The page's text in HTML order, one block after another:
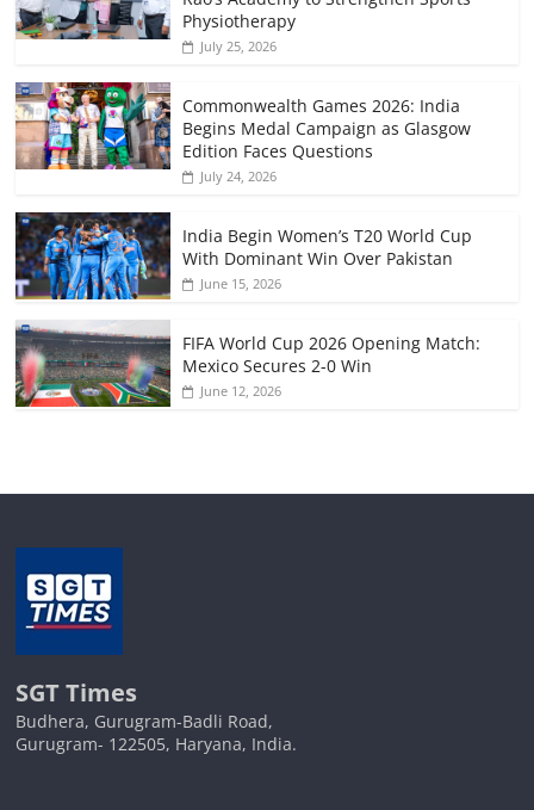
Physiotherapy
July 25, 2026
Commonwealth Games 2026: India
Begins Medal Campaign as Glasgow
Edition Faces Questions
July 24, 2026
India Begin Women’s T20 World Cup
With Dominant Win Over Pakistan
June 15, 2026
FIFA World Cup 2026 Opening Match:
Mexico Secures 2-0 Win
June 12, 2026
SGT Times
Budhera, Gurugram-Badli Road,
Gurugram- 122505, Haryana, India.